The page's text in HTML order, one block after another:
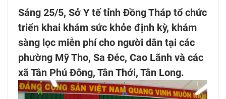
Sáng 25/5, Sở Y tế tỉnh Đồng Tháp tổ chức
triển khai khám sức khỏe định kỳ, khám
sàng lọc miễn phí cho người dân tại các
phường Mỹ Tho, Sa Đéc, Cao Lãnh và các
xã Tân Phú Đông, Tân Thới, Tân Long.